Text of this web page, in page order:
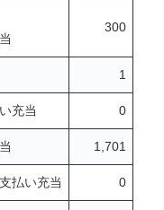
300
1
充当 0
1,701
払い充当 0